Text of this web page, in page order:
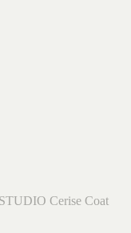
Cerise Coat